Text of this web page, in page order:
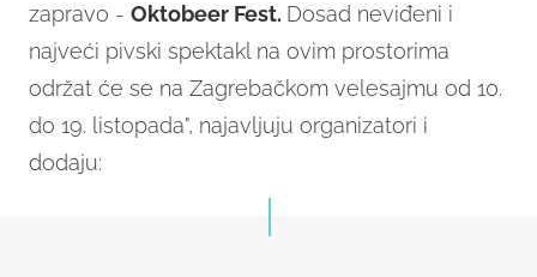
zapravo - Oktobeer Fest. Dosad neviđeni i
najveći pivski spektakl na ovim prostorima
održat će se na Zagrebačkom velesajmu od 10.
do 19. listopada", najavljuju organizatori i
dodaju: